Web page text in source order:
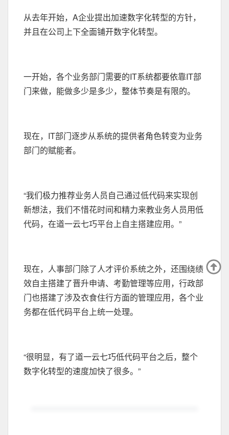
从去年开始，A企业提出加速数字化转型的方针，
并且在公司上下全面铺开数字化转型。
一开始，各个业务部门需要的IT系统都要依靠IT部
门来做，能做多少是多少，整体节奏是有限的。
现在，IT部门逐步从系统的提供者角色转变为业务
部门的赋能者。
“我们极力推荐业务人员自己通过低代码来实现创
新想法，我们不惜花时间和精力来教业务人员用低
代码，在道一云七巧平台上自主搭建应用。”
现在，人事部门除了人才评价系统之外，还围绕绩
效自主搭建了晋升申请、考勤管理等应用，行政部
门也搭建了涉及衣食住行方面的管理应用，各个业
务都在低代码平台上统一处理。
“很明显，有了道一云七巧低代码平台之后，整个
数字化转型的速度加快了很多。”